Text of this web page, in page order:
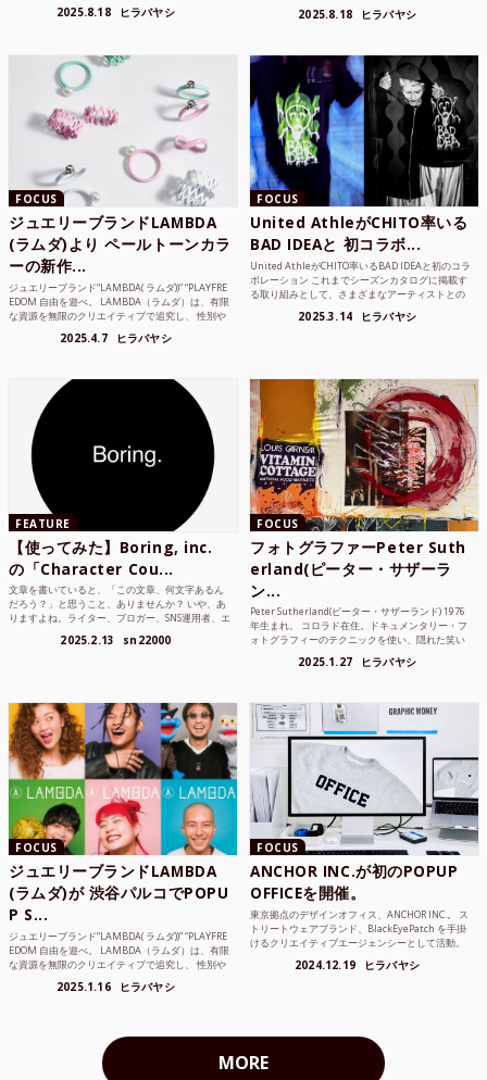
2025.8.18 ヒラバヤシ
でも持つメキ...2025.8.18 ヒラバヤシ
FOCUS
ジュエリーブランドLAMBDA
(ラムダ)より ペールトーンカラ
ーの新作...
ジュエリーブランド“LAMBDA( ラムダ))” “PLAYFRE
EDOM 自由を遊べ。 LAMBDA（ラムダ）は、有限
な資源を無限のクリエイティブで追究し、 性別や
2025.4.7 ヒラバヤシ
FOCUS
United AthleがCHITO率いる
BAD IDEAと 初コラボ...
United AthleがCHITO率いるBAD IDEAと初のコラ
ボレーション これまでシーズンカタログに掲載す
る取り組みとして、さまざまなアーティストとの
2025.3.14 ヒラバヤシ
FEATURE
【使ってみた】Boring, inc.
の「Character Cou...
文章を書いていると、「この文章、何文字あるん
だろう？」と思うこと、ありませんか？ いや、あ
りますよね。ライター、ブロガー、SNS運用者、エ
は意外と多い。で...
2025.2.13 sn22000
FOCUS
フォトグラファーPeter Suth
erland(ピーター・サザーラ
ン...
Peter Sutherland(ピーター・サザーランド) 1976
年生まれ。 コロラド在住。ドキュメンタリー・フ
ォトグラフィーのテクニックを使い、隠れた笑い
2025.1.27 ヒラバヤシ
FOCUS
ジュエリーブランドLAMBDA
(ラムダ)が 渋谷パルコでPOPU
P S...
ジュエリーブランド“LAMBDA( ラムダ))” “PLAYFRE
EDOM 自由を遊べ。 LAMBDA（ラムダ）は、有限
な資源を無限のクリエイティブで追究し、 性別や
2025.1.16 ヒラバヤシ
FOCUS
ANCHOR INC.が初のPOPUP
OFFICEを開催。
東京拠点のデザインオフィス、ANCHOR INC.。 ス
トリートウェアブランド、BlackEyePatch を手掛
けるクリエイティブエージェンシーとして活動。
2024.12.19 ヒラバヤシ
MORE